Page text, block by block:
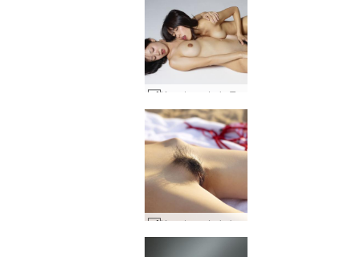
Konata un Lulu Tokijas prieks #15
Konata un Lulu kailā pludmale #29